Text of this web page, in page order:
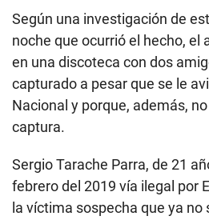
Según una investigación de
noche que ocurrió el hecho, el
en una discoteca con dos
capturado a pesar que se le
Nacional y porque, además,
captura.
Sergio Tarache Parra, de 21
febrero del 2019 vía ilegal por
la víctima sospecha que ya no